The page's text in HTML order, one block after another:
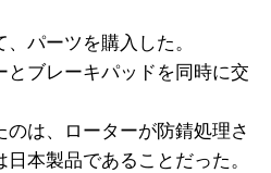
パーツを購入した。
とブレーキパッドを同時に交
は、ローターが防錆処理さ
本製品であることだった。